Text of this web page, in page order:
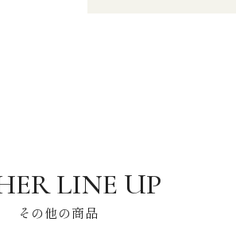
その他の商品